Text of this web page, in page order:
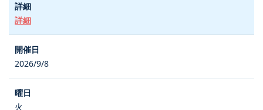
詳細
2026/9/8
火